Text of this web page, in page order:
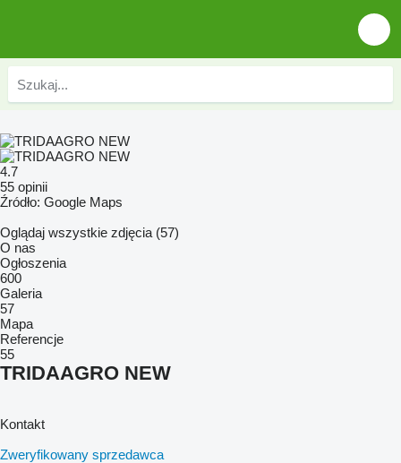
4.7
55 opinii
Źródło: Google Maps
Oglądaj wszystkie zdjęcia (57)
O nas
Ogłoszenia
600
Galeria
57
Mapa
Referencje
55
TRIDAAGRO NEW
Kontakt
Zweryfikowany sprzedawca